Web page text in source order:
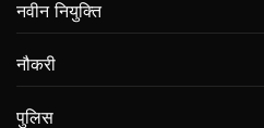
नवीन नियुक्ति
नौकरी
पुलिस